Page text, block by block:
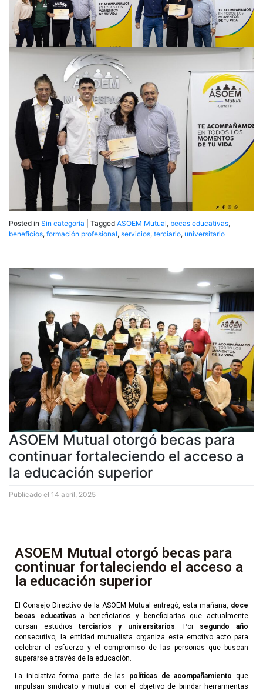
Posted in Sin categoría Tagged ASOEM Mutual, becas educativas,
beneficios, formación profesional, servicios, terciario, universitario
ASOEM Mutual otorgó becas para
continuar fortaleciendo el acceso a
la educación superior
Publicado el 14 abril, 2025
ASOEM Mutual otorgó becas para
continuar fortaleciendo el acceso a
la educación superior
El Consejo Directivo de la ASOEM Mutual entregó, esta mañana, doce
becas educativas a beneficiarios y beneficiarias que actualmente
cursan estudiosterciarios y universitarios. Por segundo año
consecutivo, la entidad mutualista organiza este emotivo acto para
celebrar el esfuerzo y el compromiso de las personas que buscan
superarse a través de la educación.
La iniciativa forma parte de las políticas de acompañamiento que
impulsan sindicato y mutual con el objetivo de brindar herramientas